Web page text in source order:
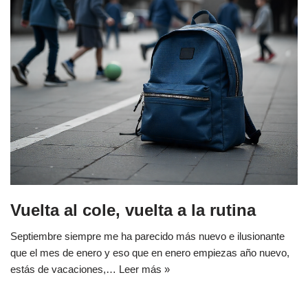
Vuelta al cole, vuelta a la rutina
Septiembre siempre me ha parecido más nuevo e ilusionante
que el mes de enero y eso que en enero empiezas año nuevo,
estás de vacaciones,… Leer más »